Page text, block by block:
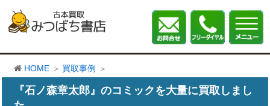
HOME 買取事例
『石ノ森章太郎』のコミックを大量に買取しまし